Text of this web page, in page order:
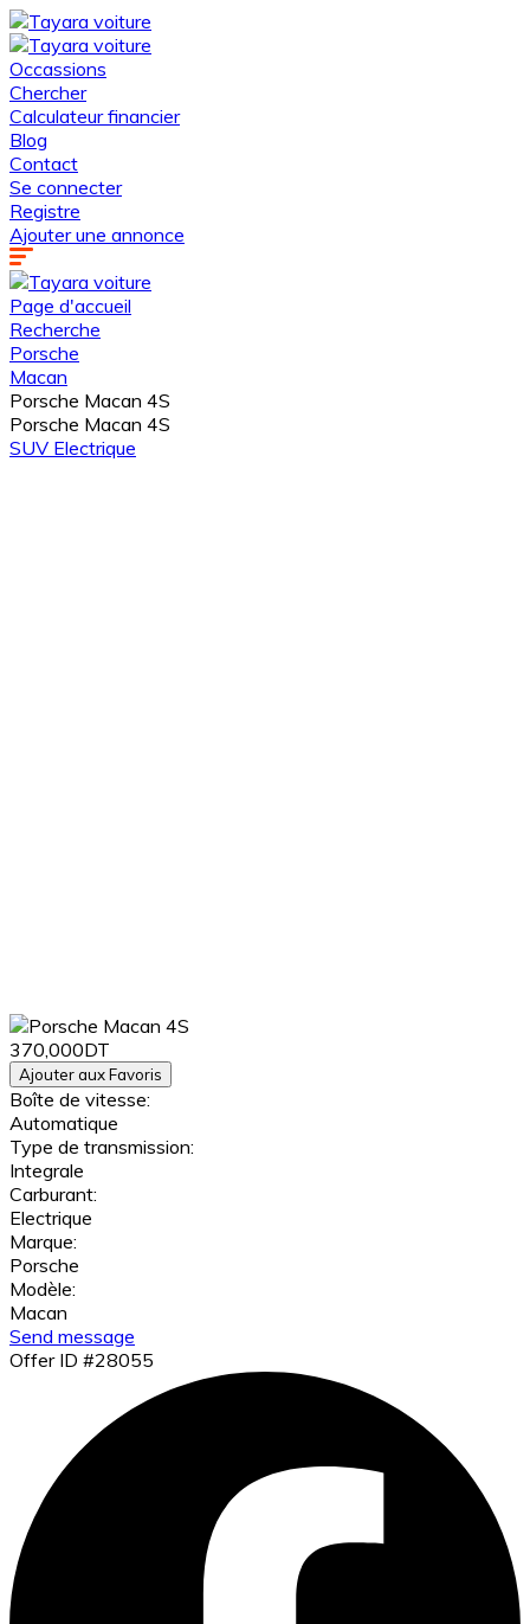
Occassions
Chercher
Calculateur financier
Blog
Contact
Se connecter
Registre
Ajouter une annonce
Page d'accueil
Recherche
Porsche
Macan
Porsche Macan 4S
Porsche Macan 4S
SUV Electrique
370,000DT
Ajouter aux Favoris
Boîte de vitesse:
Automatique
Type de transmission:
Integrale
Carburant:
Electrique
Marque:
Porsche
Modèle:
Macan
Send message
Offer ID #28055